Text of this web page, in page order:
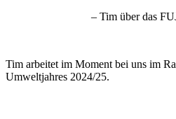
– Tim über das
Tim arbeitet im Moment bei uns im
Umweltjahres 2024/25.